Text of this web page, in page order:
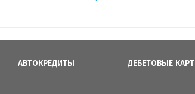
АВТОКРЕДИТЫ ДЕБЕТОВЫЕ